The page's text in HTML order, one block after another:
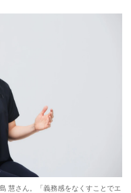
慧さん。「義務感をなくすことでエ